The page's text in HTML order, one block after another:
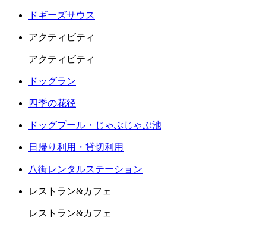
ドギーズサウス
アクティビティ
アクティビティ
ドッグラン
四季の花径
ドッグプール・じゃぶじゃぶ池
日帰り利用・貸切利用
八街レンタルステーション
レストラン&カフェ
レストラン&カフェ